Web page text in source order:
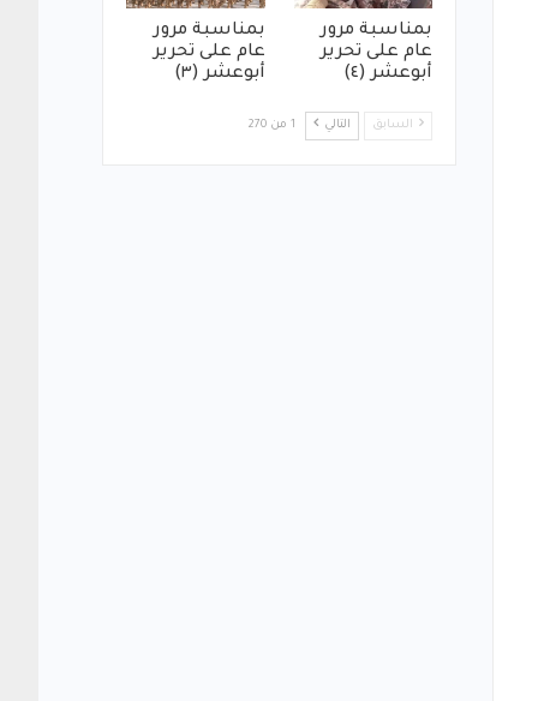
بمناسبة مرور
عام على تحرير
أبوعشر (٤)
بمناسبة مرور
عام على تحرير
أبوعشر (٣)
السابق التالي 1 من 270